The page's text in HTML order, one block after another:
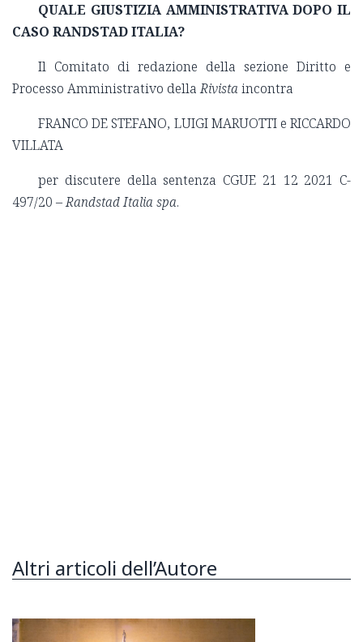
QUALE GIUSTIZIA AMMINISTRATIVA DOPO IL
CASO RANDSTAD ITALIA?
Il Comitato di redazione della sezione Diritto e
Processo Amministrativo dellaRivistaincontra
FRANCO DE STEFANO, LUIGI MARUOTTI e RICCARDO
VILLATA
per discutere della sentenza CGUE 21 12 2021 C-
497/20 –Randstad Italia spa.
Altri articoli dell’Autore